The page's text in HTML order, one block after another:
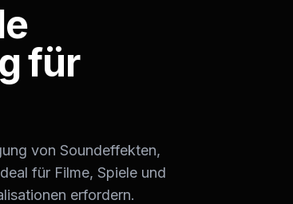
für
von Soundeffekten,
für Filme, Spiele und
erfordern.